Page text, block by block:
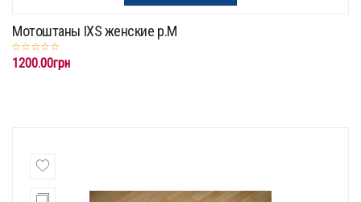
Мотоштаны IXS женские p.M
1200.00грн